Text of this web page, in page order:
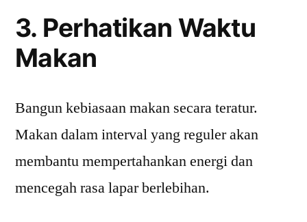
3. Perhatikan Waktu
Makan
Bangun kebiasaan makan secara teratur.
Makan dalam interval yang reguler akan
membantu mempertahankan energi dan
mencegah rasa lapar berlebihan.